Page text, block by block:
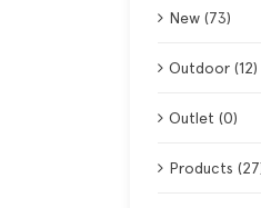
New (73)
Outdoor (12)
Outlet (0)
Products